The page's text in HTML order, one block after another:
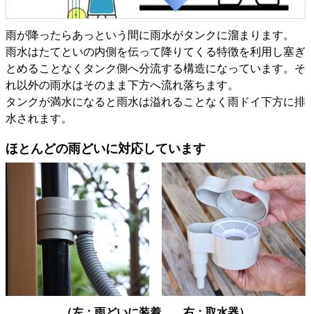
雨が降ったらあっという間に雨水がタンクに溜まります。
雨水はたてといの内側を伝って降りてくる特徴を利用し塞ぎ
とめることなくタンク側へ分流する構造になっています。そ
れ以外の雨水はそのまま下方へ流れ落ちます。
タンクが満水になると雨水は溢れることなく雨ドイ下方に排
水されます。
ほとんどの雨どいに対応しています